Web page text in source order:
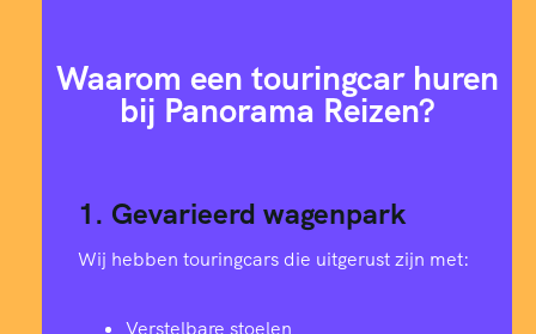
Waarom een touringcar huren
bij Panorama Reizen?
1. Gevarieerd wagenpark
Wij hebben touringcars die uitgerust zijn met:
Verstelbare stoelen
2
9
6
3
3
1
9
7
8
1
4
7
1
5
9
2
1
1